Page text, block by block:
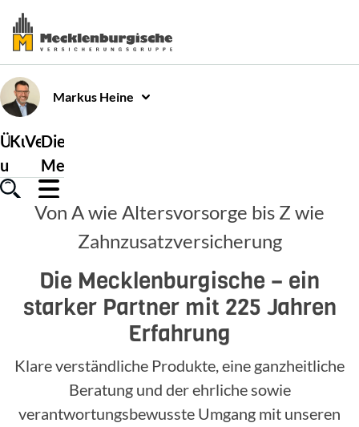
Markus Heine
Über
uns
Kundenservice
Versicherungen
Die
Mecklenburgische
Von A wie Altersvorsorge bis Z wie
Zahnzusatzversicherung
Die Mecklenburgische – ein
starker Partner mit 225 Jahren
Erfahrung
Klare verständliche Produkte, eine ganzheitliche
Beratung und der ehrliche sowie
verantwortungsbewusste Umgang mit unseren